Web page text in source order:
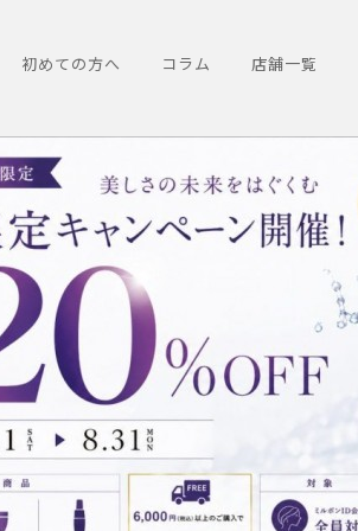
初めての方へ コラム 店舗一覧